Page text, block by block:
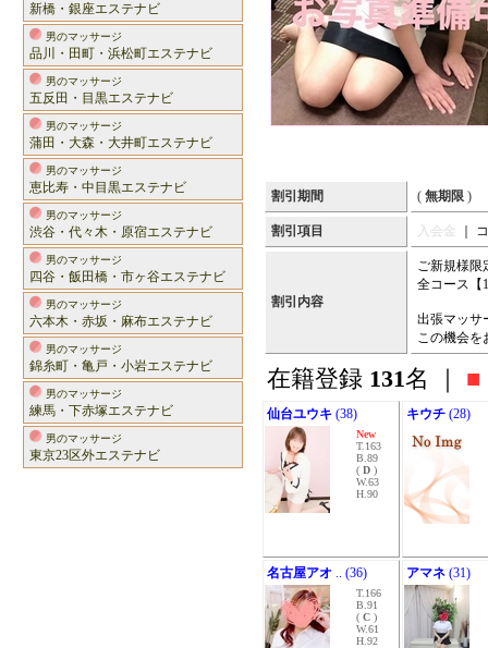
新橋・銀座エステナビ
男のマッサージ
品川・田町・浜松町エステナビ
男のマッサージ
五反田・目黒エステナビ
男のマッサージ
蒲田・大森・大井町エステナビ
男のマッサージ
恵比寿・中目黒エステナビ
男のマッサージ
渋谷・代々木・原宿エステナビ
男のマッサージ
四谷・飯田橋・市ヶ谷エステナビ
男のマッサージ
六本木・赤坂・麻布エステナビ
男のマッサージ
錦糸町・亀戸・小岩エステナビ
男のマッサージ
練馬・下赤塚エステナビ
男のマッサージ
東京23区外エステナビ
割引期間 ( 無期限 )
割引項目 入会金 ｜
割引内容
ご新規様限
全コース【
出張マッサ
この機会を
在籍登録 131名 ｜ ■
仙台ユウキ (38)
New
T.163
B.89
( D )
W.63
H.90
キウチ (28)
名古屋アオ .. (36)
T.166
B.91
( C )
W.61
H.92
アマネ (31)